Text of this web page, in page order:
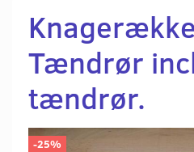
Tændrør
tændrør.
-25%